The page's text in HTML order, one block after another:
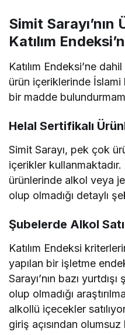
Simit
Katılım
Katılım Endeksi’ne
ürün içeriklerinde İslami
bir madde
Helal Sertifikalı
Simit Sarayı, pek çok
içerikler
ürünlerinde alkol veya
olup olmadığı detaylı
Şubelerde Alkol
Katılım Endeksi
yapılan bir işletme
Sarayı’nın bazı
olup olmadığı
alkollü içecekler
giriş açısından